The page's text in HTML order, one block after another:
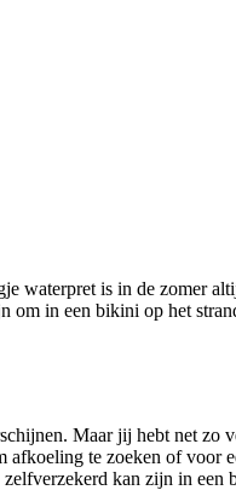
waterpret is in de
om in een bikini op het
Maar jij hebt net zo
te zoeken of
kan zijn in een